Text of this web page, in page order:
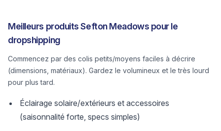
Meilleurs produits Sefton Meadows pour le
dropshipping
Commencez par des colis petits/moyens faciles à décrire
(dimensions, matériaux). Gardez le volumineux et le très lourd
pour plus tard.
Éclairage solaire/extérieurs et accessoires
(saisonnalité forte, specs simples)